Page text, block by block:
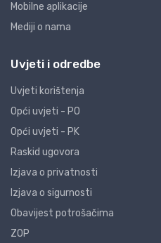
Mobilne aplikacije
Mediji o nama
Uvjeti i odredbe
Uvjeti korištenja
Opći uvjeti - PO
Opći uvjeti - PK
Raskid ugovora
Izjava o privatnosti
Izjava o sigurnosti
Obavijest potrošačima
ZOP